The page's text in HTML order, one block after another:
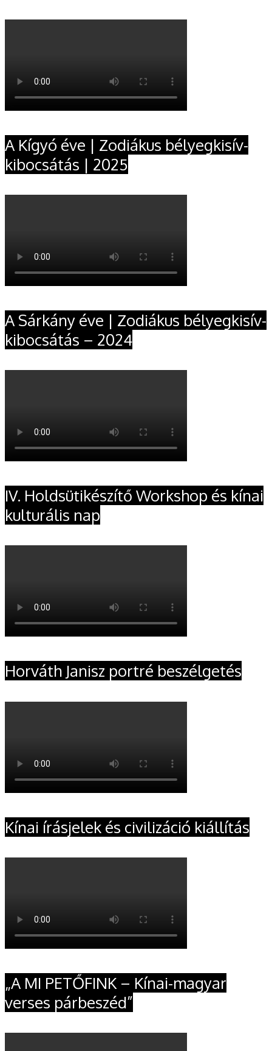
A Kígyó éve | Zodiákus bélyegkisív-
kibocsátás | 2025
A Sárkány éve | Zodiákus bélyegkisív-
kibocsátás – 2024
IV. Holdsütikészítő Workshop és kínai
kulturális nap
Horváth Janisz portré beszélgetés
Kínai írásjelek és civilizáció kiállítás
„A MI PETŐFINK – Kínai-magyar
verses párbeszéd”